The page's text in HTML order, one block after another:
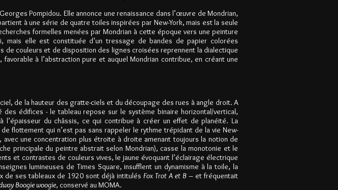
Pompidou. Elle annonce une renaissance dans l’œuvre de Mondrian,
à une série de quatre toiles inspirées par New-York, mais est la seule
formelles menées par Mondrian à cette époque vers une peinture
elle est constituée d’un tressage de bandes de papier colorées
couleurs et de disposition des lignes croisées reprennent la dialectique
à l’abstraction pure et auquel Mondrian contribue, en créant une
de la hauteur des gratte-ciels et du découpage des rues à angle droit. A
édifices - le tableau repose sur le système binaire horizontal/vertical,
du châssis, ce qui contribue à créer un effet de planéité. La
flottement qui n’est pas sans rappeler le rythme trépidant de la vie New-
une concentration plus étroite à droite amenant toujours la notion de
principale du peintre abstrait selon Mondrian), casse la monotonie et le
et contrastes de couleurs vives, le jaune évoquant l’éclairage électrique
lumineuses de Times Square, insufflent un dynamisme à la toile, la
de ses tableaux de 1920 sont déjà intitulés Fox Trot A et B – et fréquentait
Boogie woogie, conservé au MOMA.